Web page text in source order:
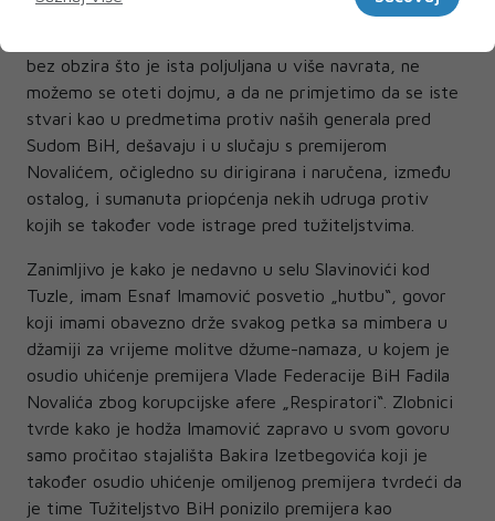
pripadnik Armije RBiH. Ne sporeći ulogu pravosudnih
bez obzira što je ista poljuljana u više navrata, ne
možemo se oteti dojmu, a da ne primjetimo da se iste
stvari kao u predmetima protiv naših generala pred
Sudom BiH, dešavaju i u slučaju s premijerom
Novalićem, očigledno su dirigirana i naručena, između
ostalog, i sumanuta priopćenja nekih udruga protiv
kojih se također vode istrage pred tužiteljstvima.
Zanimljivo je kako je nedavno u selu Slavinovići kod
Tuzle, imam Esnaf Imamović posvetio „hutbu“, govor
koji imami obavezno drže svakog petka sa mimbera u
džamiji za vrijeme molitve džume-namaza, u kojem je
osudio uhićenje premijera Vlade Federacije BiH Fadila
Novalića zbog korupcijske afere „Respiratori“. Zlobnici
tvrde kako je hodža Imamović zapravo u svom govoru
samo pročitao stajališta Bakira Izetbegovića koji je
također osudio uhićenje omiljenog premijera tvrdeći da
je time Tužiteljstvo BiH ponizilo premijera kao